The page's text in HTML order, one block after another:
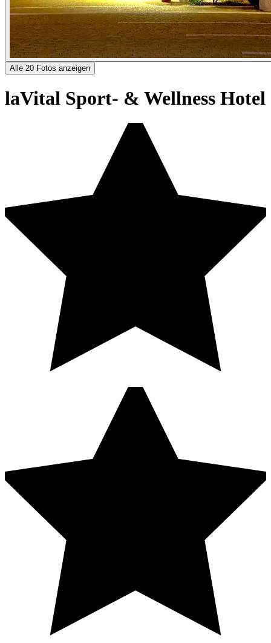
Alle 20 Fotos anzeigen
laVital Sport- & Wellness Hotel